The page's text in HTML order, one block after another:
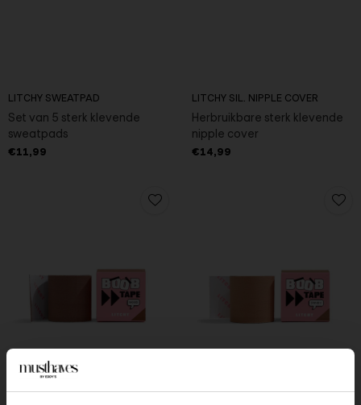
LITCHY SWEATPAD
Set van 5 sterk klevende
sweatpads
€11,99
LITCHY SIL. NIPPLE COVER
Herbruikbare sterk klevende
nipple cover
€14,99